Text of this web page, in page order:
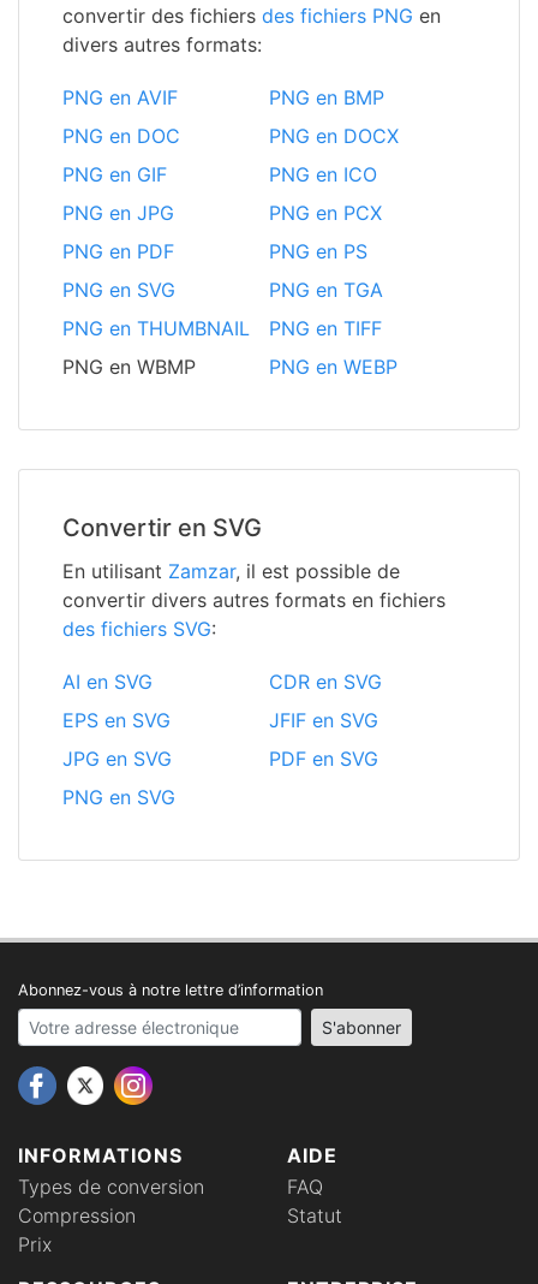
convertir des fichiers des fichiers PNG en
divers autres formats:
PNG en AVIF
PNG en BMP
PNG en DOC
PNG en DOCX
PNG en GIF
PNG en ICO
PNG en JPG
PNG en PCX
PNG en PDF
PNG en PS
PNG en SVG
PNG en TGA
PNG en THUMBNAIL
PNG en TIFF
PNG en WBMP
PNG en WEBP
Convertir en SVG
En utilisant Zamzar, il est possible de
convertir divers autres formats en fichiers
des fichiers SVG:
AI en SVG
CDR en SVG
EPS en SVG
JFIF en SVG
JPG en SVG
PDF en SVG
PNG en SVG
INFORMATIONS
Types de conversion
Compression
Prix
AIDE
FAQ
Statut
Abonnez-vous à notre lettre d’information
Your email address S'abonner